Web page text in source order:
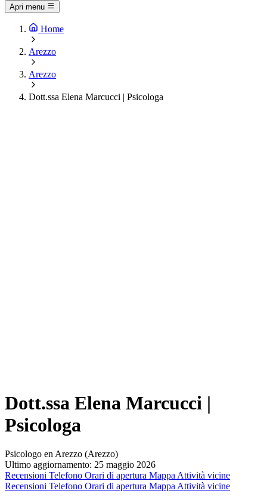
Apri menu
Home
Arezzo
Arezzo
Dott.ssa Elena Marcucci | Psicologa
Dott.ssa Elena Marcucci |
Psicologa
Psicologo en Arezzo (Arezzo)
Ultimo aggiornamento: 25 maggio 2026
Recensioni Telefono Orari di apertura Mappa Attività vicine
Recensioni Telefono Orari di apertura Mappa Attività vicine